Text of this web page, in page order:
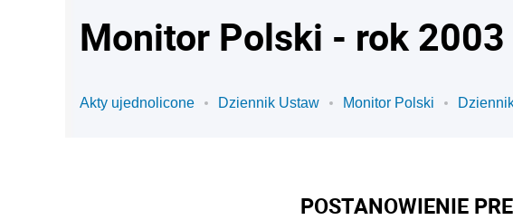
Monitor Polski - rok
Akty ujednolicone Dziennik Ustaw Monitor Polski
POSTANOWIENIE